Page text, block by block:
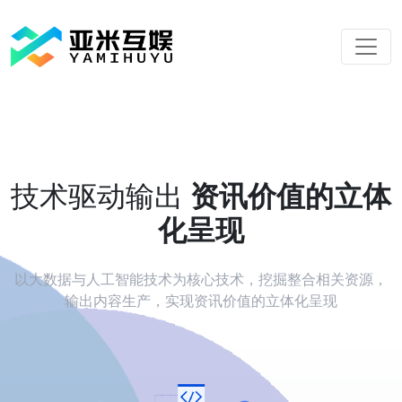
技术驱动输出 资讯价值的立体
化呈现
以大数据与人工智能技术为核心技术，挖掘整合相关资源，
输出内容生产，实现资讯价值的立体化呈现